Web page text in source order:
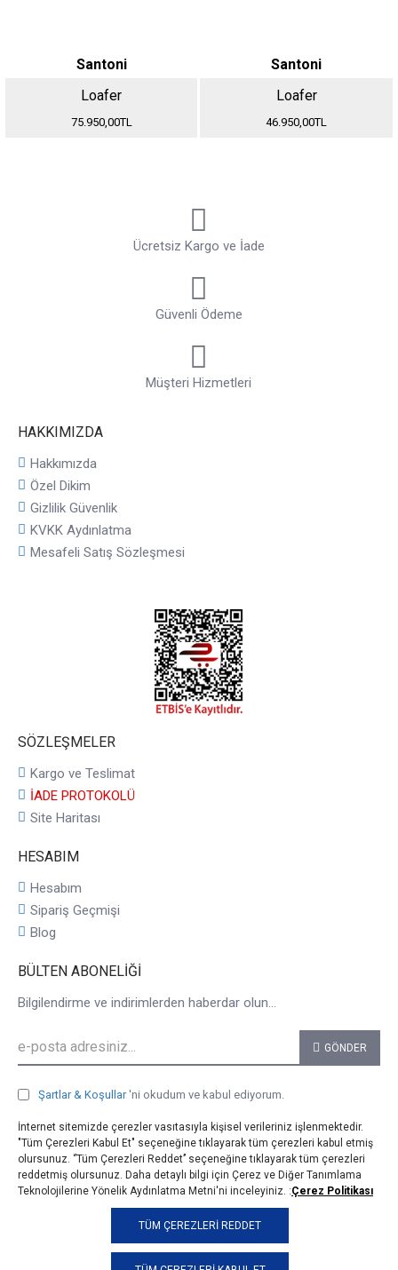
Santoni
Loafer
75.950,00TL
Santoni
Loafer
46.950,00TL
Ücretsiz Kargo ve İade
Güvenli Ödeme
Müşteri Hizmetleri
HAKKIMIZDA
Hakkımızda
Özel Dikim
Gizlilik Güvenlik
KVKK Aydınlatma
Mesafeli Satış Sözleşmesi
SÖZLEŞMELER
Kargo ve Teslimat
İADE PROTOKOLÜ
Site Haritası
HESABIM
Hesabım
Sipariş Geçmişi
Blog
BÜLTEN ABONELIĞI
Bilgilendirme ve indirimlerden haberdar olun...
GÖNDER
Şartlar & Koşullar 'ni okudum ve kabul ediyorum.
© 2025, taji.com.tr, Tüm Hakları Saklıdır.
İnternet sitemizde çerezler vasıtasıyla kişisel verileriniz işlenmektedir.
"Tüm Çerezleri Kabul Et" seçeneğine tıklayarak tüm çerezleri kabul etmiş
olursunuz. ‘’Tüm Çerezleri Reddet’’ seçeneğine tıklayarak tüm çerezleri
reddetmiş olursunuz. Daha detaylı bilgi için Çerez ve Diğer Tanımlama
Teknolojilerine Yönelik Aydınlatma Metni'ni inceleyiniz. :Çerez Politikası
TÜM ÇEREZLERI REDDET